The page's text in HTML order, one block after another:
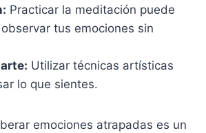
Practicar la meditación puede
tus emociones sin
Utilizar técnicas artísticas
lo que sientes.
emociones atrapadas es un